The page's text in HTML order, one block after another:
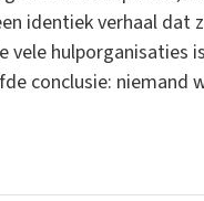
identiek verhaal dat
vele hulporganisaties
conclusie: niemand